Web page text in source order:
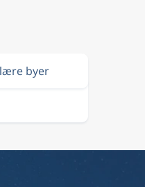
byer